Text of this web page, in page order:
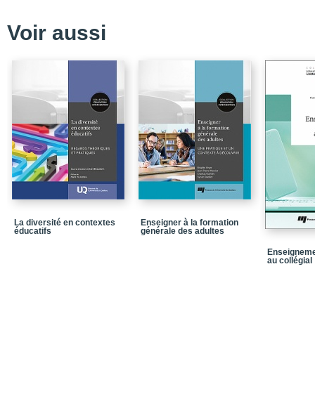
Chapitre 4_L’éthique
Chapitre
Chapitre
Les auteurs
Voir aussi
La diversité en contextes
éducatifs
Enseigner à la formation
générale des adultes
au collégial